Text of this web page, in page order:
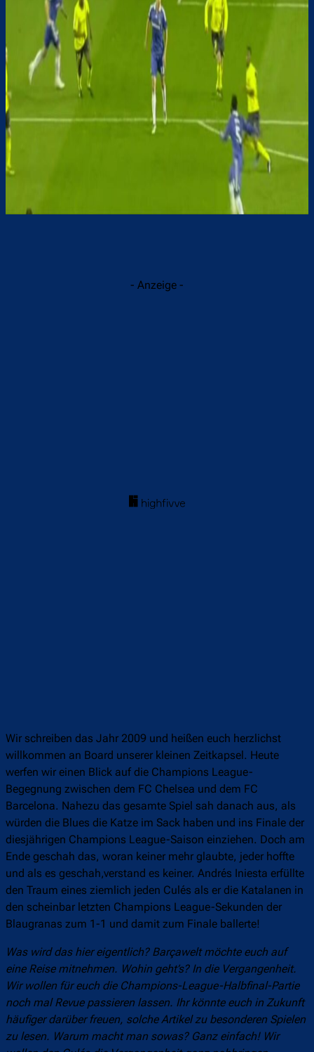
- Anzeige -
Wir schreiben das Jahr 2009 und heißen euch herzlichst
willkommen an Board unserer kleinen Zeitkapsel. Heute
werfen wir einen Blick auf die Champions League-
Begegnung zwischen dem FC Chelsea und dem FC
Barcelona. Nahezu das gesamte Spiel sah danach aus, als
würden die Blues die Katze im Sack haben und ins Finale der
diesjährigen Champions League-Saison einziehen. Doch am
Ende geschah das, woran keiner mehr glaubte, jeder hoffte
und als es geschah,verstand es keiner. Andrés Iniesta erfüllte
den Traum eines ziemlich jeden Culés als er die Katalanen in
den scheinbar letzten Champions League-Sekunden der
Blaugranas zum 1-1 und damit zum Finale ballerte!
Was wird das hier eigentlich? Barçawelt möchte euch auf
eine Reise mitnehmen. Wohin geht’s? In die Vergangenheit.
Wir wollen für euch die Champions-League-Halbfinal-Partie
noch mal Revue passieren lassen. Ihr könnte euch in Zukunft
häufiger darüber freuen, solche Artikel zu besonderen Spielen
zu lesen. Warum macht man sowas? Ganz einfach! Wir